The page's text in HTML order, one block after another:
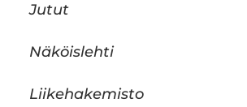
Jutut
Näköislehti
Liikehakemisto